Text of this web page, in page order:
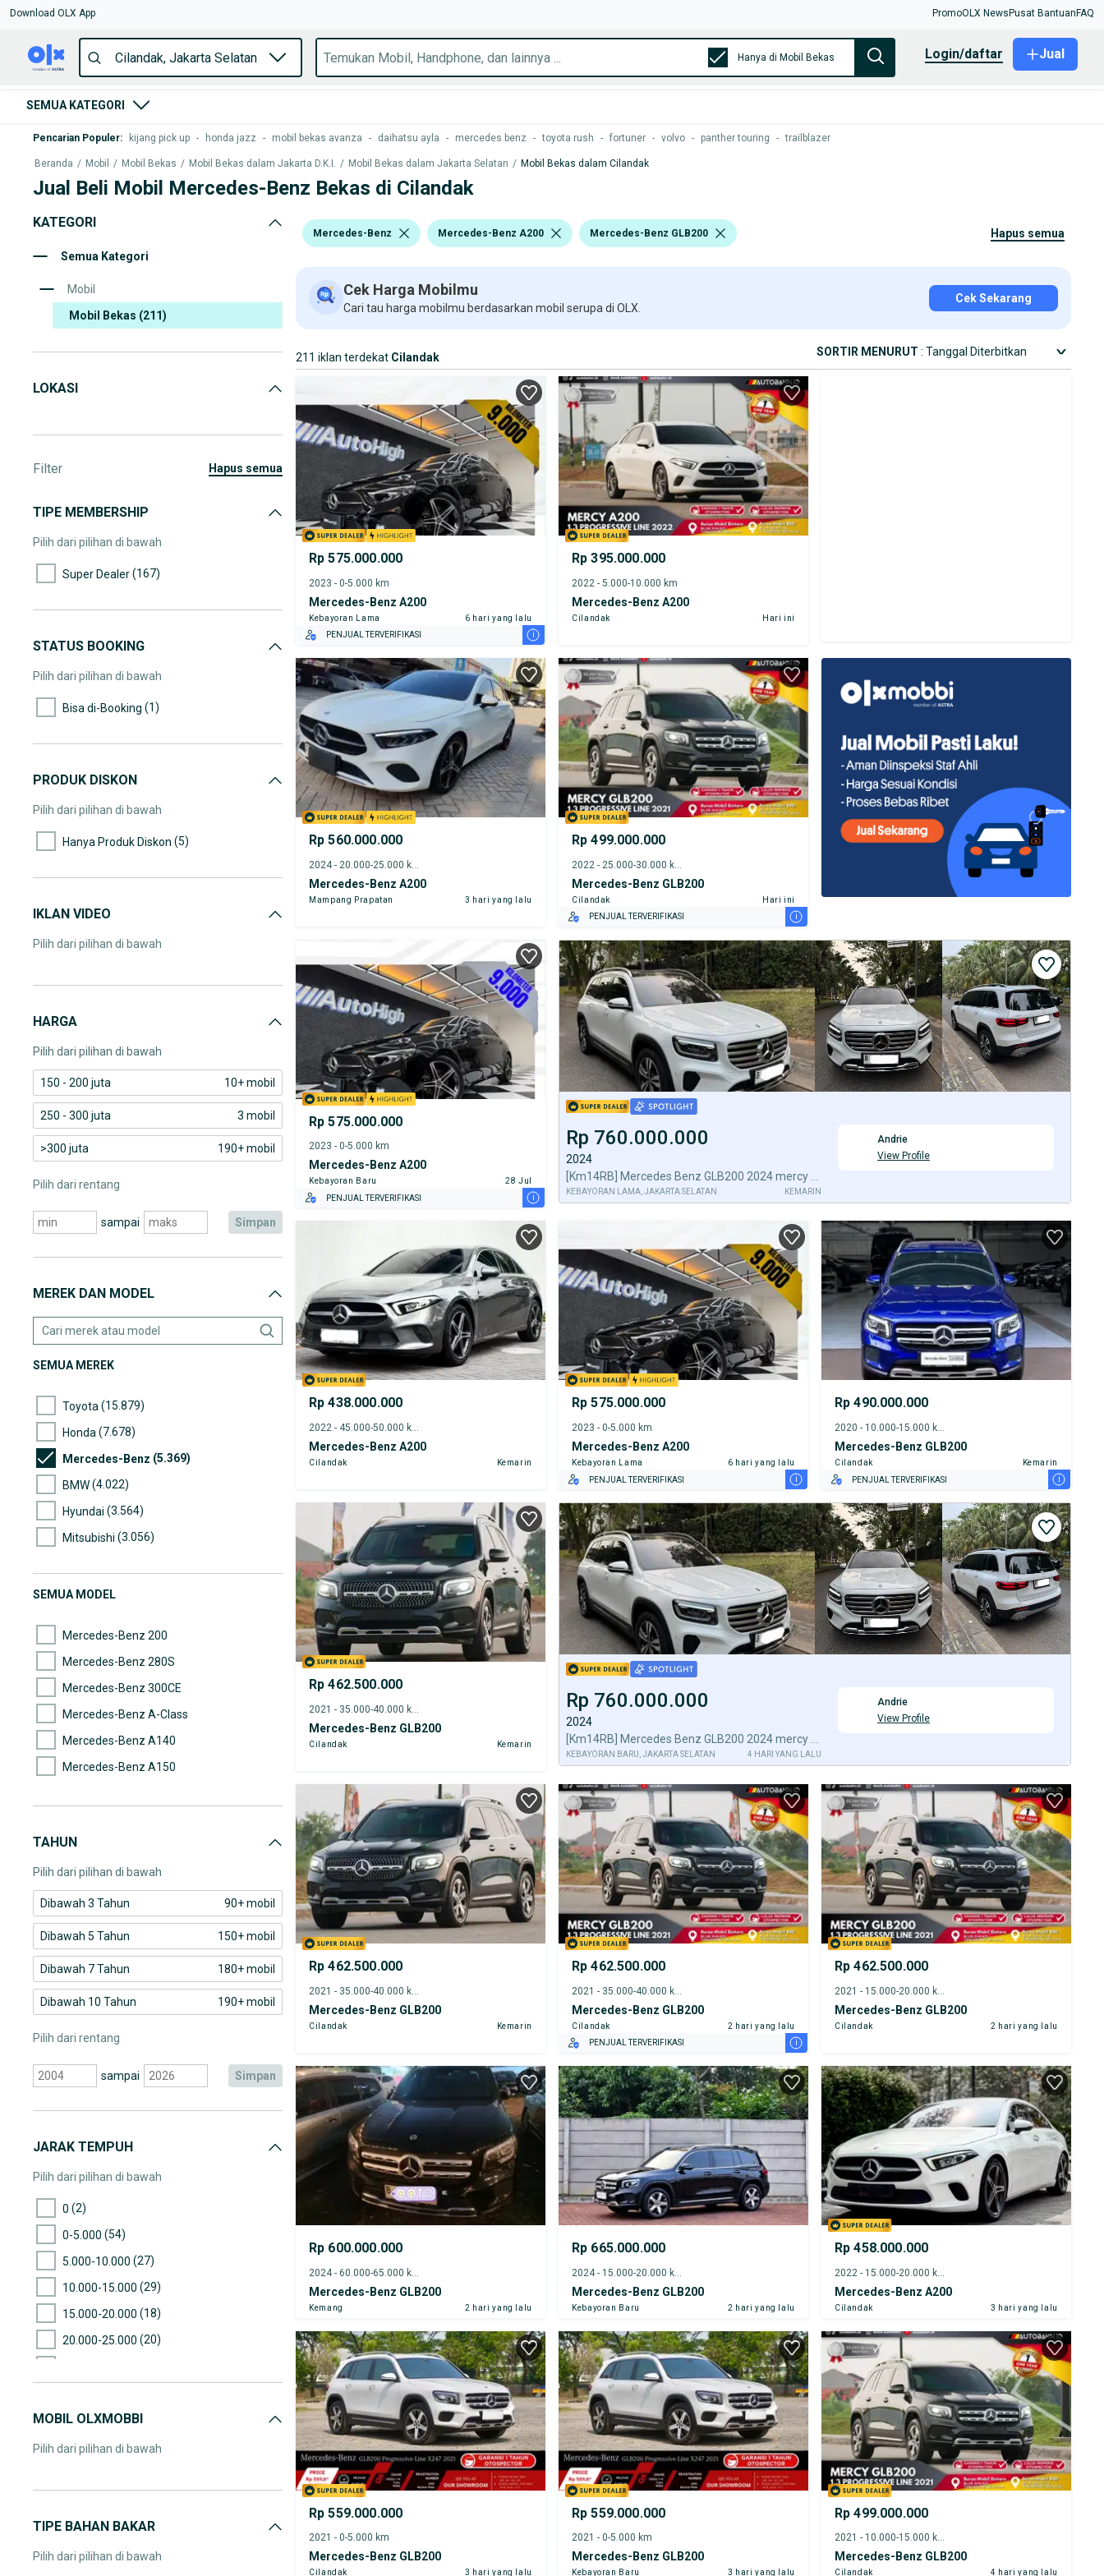
Download OLX App PromoOLX News Pusat Bantuan FAQ
Hanya di Mobil Bekas login/daftar Jual
SEMUA KATEGORI
Pencarian Populer: kijang pick up - honda jazz - mobil bekas avanza - daihatsu ayla - mercedes benz - toyota rush - fortuner - volvo - panther touring - trailblazer
Beranda / Mobil / Mobil Bekas / Mobil Bekas dalam Jakarta D.K.I. / Mobil Bekas dalam Jakarta Selatan / Mobil Bekas dalam Cilandak
Jual Beli Mobil Mercedes-Benz Bekas di Cilandak
KATEGORI
Semua Kategori
Mobil
Mobil Bekas (211)
LOKASI
Filter hapus semua
TIPE MEMBERSHIP
Pilih dari pilihan di bawah
Super Dealer(167)
STATUS BOOKING
Pilih dari pilihan di bawah
Bisa di-Booking (1)
PRODUK DISKON
Pilih dari pilihan di bawah
Hanya Produk Diskon (5)
IKLAN VIDEO
Pilih dari pilihan di bawah
HARGA
Pilih dari pilihan di bawah
150 - 200 juta 10+ mobil
250 - 300 juta 3 mobil
>300 juta 190+ mobil
Pilih dari rentang
sampai simpan
MEREK DAN MODEL
SEMUA MEREK
Toyota (15.879)
Honda (7.678)
Mercedes-Benz (5.369)
BMW(4.022)
Hyundai (3.564)
Mitsubishi (3.056)
Mazda(2.314)
SEMUA MODEL
Mercedes-Benz 200
Mercedes-Benz 280S
Mercedes-Benz 300CE
Mercedes-Benz A-Class
Mercedes-Benz A140
Mercedes-Benz A150
Mercedes-Benz AMG GT
TAHUN
Pilih dari pilihan di bawah
Dibawah 3 Tahun 90+ mobil
Dibawah 5 Tahun 150+ mobil
Dibawah 7 Tahun 180+ mobil
Dibawah 10 Tahun 190+ mobil
Pilih dari rentang
sampai simpan
JARAK TEMPUH
Pilih dari pilihan di bawah
0 (2)
0-5.000 (54)
5.000-10.000 (27)
10.000-15.000 (29)
15.000-20.000 (18)
20.000-25.000 (20)
35.000-40.000
40.000-45.000(5)
55.000-60.000(1)
60.000-65.000
MOBIL OLXMOBBI
Pilih dari pilihan di bawah
TIPE BAHAN BAKAR
Pilih dari pilihan di bawah
Mercedes-Benz Mercedes-Benz A200 Mercedes-Benz GLB200 hapus semua
Cek Harga Mobilmu
Cari tau harga mobilmu berdasarkan mobil serupa di OLX.
Cek Sekarang
211 iklan terdekat Cilandak SORTIR MENURUT : Tanggal Diterbitkan
Rp 575.000.000
2023 - 0-5.000 km
Mercedes-Benz A200
Kebayoran Lama
6 hari yang lalu
PENJUAL TERVERIFIKASI
i
Rp 395.000.000
2022 - 5.000-10.000 km
Mercedes-Benz A200
Cilandak Hari ini
Rp 560.000.000
Mercedes-Benz A200
Mampang Prapatan 3 hari yang lalu
Rp 499.000.000
2022 - 25.000-30.000 km
Mercedes-Benz GLB200
Cilandak
Hari ini
PENJUAL TERVERIFIKASI
i
Rp 575.000.000
2023 - 0-5.000 km
Mercedes-Benz A200
Kebayoran Baru
28 Jul
PENJUAL TERVERIFIKASI
i
Rp 760.000.000
2024
KEBAYORAN LAMA, JAKARTA SELATAN KEMARIN
Andrie
View Profile
Rp 438.000.000
2022 - 45.000-50.000 km
Mercedes-Benz A200
Cilandak Kemarin
Rp 575.000.000
2023 - 0-5.000 km
Mercedes-Benz A200
Kebayoran Lama
6 hari yang lalu
PENJUAL TERVERIFIKASI
i
Rp 490.000.000
2020 - 10.000-15.000 km
Mercedes-Benz GLB200
Cilandak
Kemarin
PENJUAL TERVERIFIKASI
i
Rp 462.500.000
2021 - 35.000-40.000 km
Mercedes-Benz GLB200
Cilandak Kemarin
Rp 760.000.000
2024
KEBAYORAN BARU, JAKARTA SELATAN 4 HARI YANG LALU
Andrie
View Profile
Rp 462.500.000
Mercedes-Benz GLB200
Cilandak Kemarin
Rp 462.500.000
2021 - 35.000-40.000 km
Mercedes-Benz GLB200
Cilandak
2 hari yang lalu
PENJUAL TERVERIFIKASI
i
Rp 462.500.000
2021 - 15.000-20.000 km
Mercedes-Benz GLB200
Cilandak 2 hari yang lalu
Rp 600.000.000
Mercedes-Benz GLB200
Kemang 2 hari yang lalu
Rp 665.000.000
2024 - 15.000-20.000 km
Mercedes-Benz GLB200
Kebayoran Baru 2 hari yang lalu
Rp 458.000.000
2022 - 15.000-20.000 km
Mercedes-Benz A200
Cilandak 3 hari yang lalu
Rp 559.000.000
2021 - 0-5.000 km
Mercedes-Benz GLB200
Cilandak 3 hari yang lalu
Rp 559.000.000
2021 - 0-5.000 km
Mercedes-Benz GLB200
Kebayoran Baru 3 hari yang lalu
Rp 499.000.000
2021 - 10.000-15.000 km
Mercedes-Benz GLB200
Cilandak 4 hari yang lalu